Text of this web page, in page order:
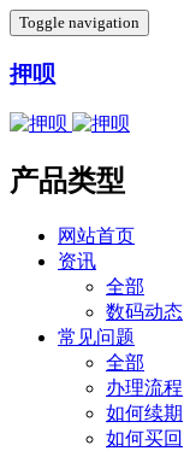
Toggle navigation
押呗
产品类型
网站首页
资讯
全部
数码动态
常见问题
全部
办理流程
如何续期
如何买回